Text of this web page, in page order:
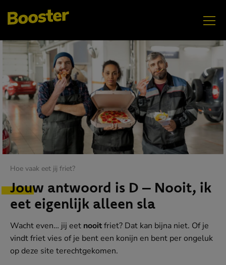
GenZ
JUNI
Elektrificatie
Hoe vaak eet jij friet?
Jouw antwoord is D – Nooit, ik
eet eigenlijk alleen sla
Wacht even… jij eet nooitfriet? Dat kan bijna niet. Of je
vindt friet vies of je bent een konijn en bent per ongeluk
op deze site terechtgekomen.